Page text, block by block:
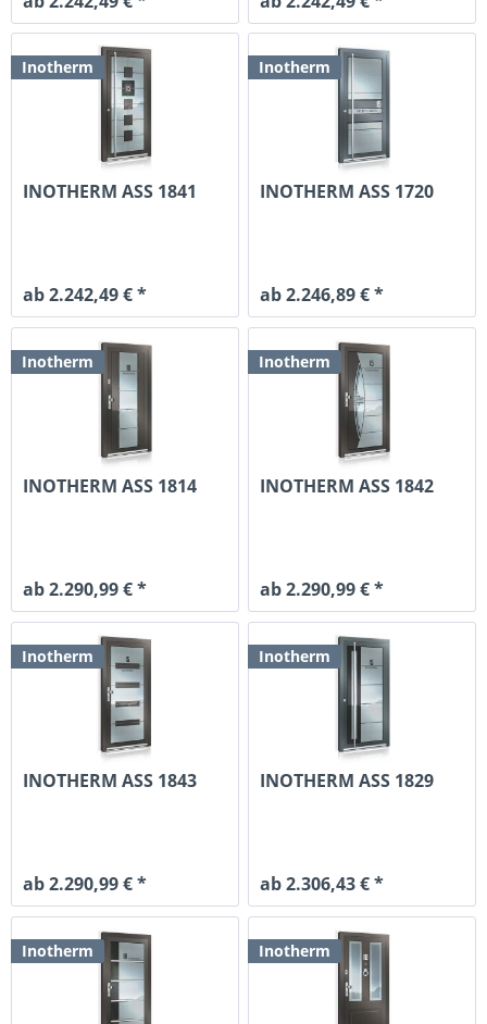
Inotherm
INOTHERM ASS 1841
ab 2.242,49 € *
Inotherm
INOTHERM ASS 1720
ab 2.246,89 € *
Inotherm
INOTHERM ASS 1814
ab 2.290,99 € *
Inotherm
INOTHERM ASS 1842
ab 2.290,99 € *
Inotherm
INOTHERM ASS 1843
ab 2.290,99 € *
Inotherm
INOTHERM ASS 1829
ab 2.306,43 € *
Inotherm Inotherm